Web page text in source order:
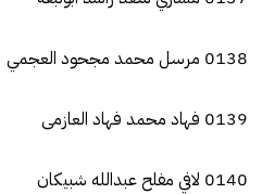
0138 مرسل محمد مجحود العجمي
0139 فهاد محمد فهاد العازمى
0140 لافي مفلح عبدالله شبيكان